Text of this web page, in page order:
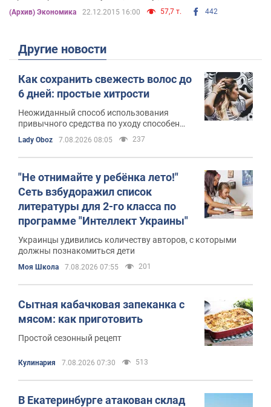
ведомства не имеет значения страновая
принадлежность компании и зачем предлагает
(Архив) Экономика 22.12.2015 16:00 57,7 т. 442
Другие новости
Как сохранить свежесть волос до
6 дней: простые хитрости
Неожиданный способ использования
привычного средства по уходу способен
значительно продлить свежесть прически
Lady Oboz 7.08.2026 08:05 237
"Не отнимайте у ребёнка лето!"
Сеть взбудоражил список
литературы для 2-го класса по
программе "Интеллект Украины"
Украинцы удивились количеству авторов, с которыми
должны познакомиться дети
Моя Школа 7.08.2026 07:55 201
Сытная кабачковая запеканка с
мясом: как приготовить
Простой сезонный рецепт
Кулинария 7.08.2026 07:30 513
В Екатеринбурге атакован склад